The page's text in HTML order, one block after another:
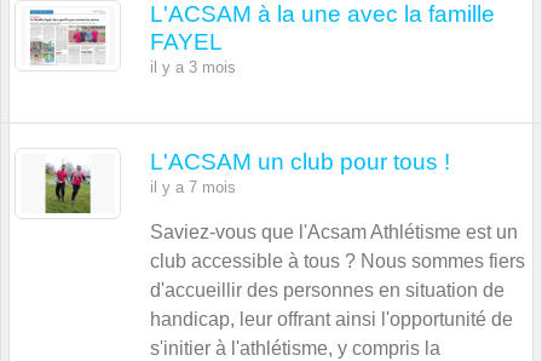
L'ACSAM à la une avec la famille
FAYEL
il y a 3 mois
L'ACSAM un club pour tous !
il y a 7 mois
Saviez-vous que l'Acsam Athlétisme est un
club accessible à tous ? Nous sommes fiers
d'accueillir des personnes en situation de
handicap, leur offrant ainsi l'opportunité de
s'initier à l'athlétisme, y compris la